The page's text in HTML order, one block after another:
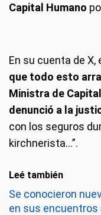
Capital Humano
En su cuenta de X,
que todo esto
Ministra de
denunció a la
con los seguros
kirchnerista…”.
Leé también
Se conocieron
en sus encuentros